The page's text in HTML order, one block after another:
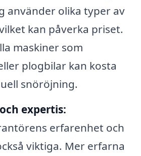
använder olika typer av
kan påverka priset.
maskiner som
plogbilar kan kosta
snöröjning.
expertis:
erfarenhet och
viktiga. Mer erfarna